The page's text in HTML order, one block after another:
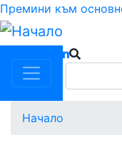
Премини към
Начало